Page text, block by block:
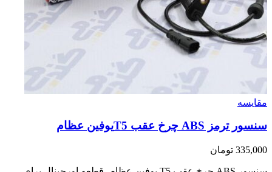
مقایسه
سنسور ترمز ABS چرخ عقب T5یوفین عظام
335,000 تومان